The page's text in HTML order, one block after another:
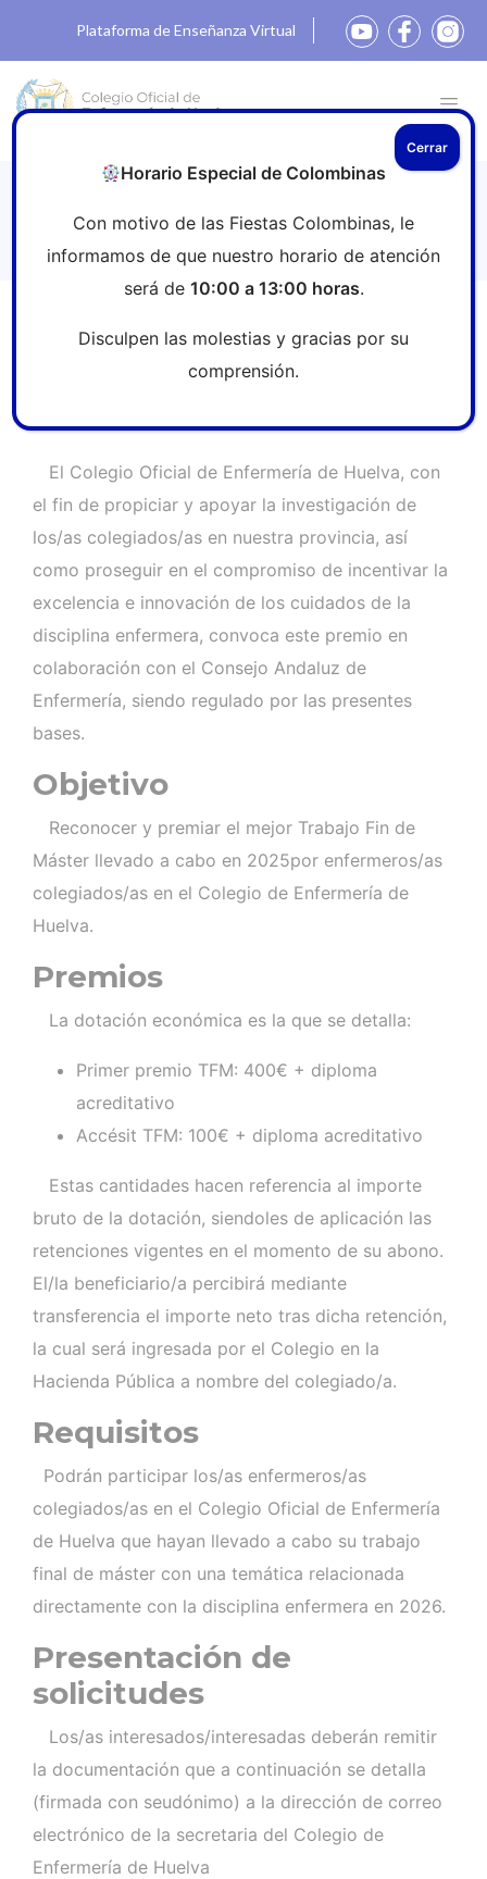
Plataforma de Enseñanza Virtual
TRABAJO FIN DE MÁSTER (TFM)
Sala de prensa
II PREMIO DE INVESTIGACIÓN
TRABAJO FIN DE MÁSTER (TFM)
El Colegio Oficial de Enfermería de Huelva, con
el fin de propiciar y apoyar la investigación de
los/as colegiados/as en nuestra provincia, así
como proseguir en el compromiso de incentivar la
excelencia e innovación de los cuidados de la
disciplina enfermera, convoca este premio en
colaboración con el Consejo Andaluz de
Enfermería, siendo regulado por las presentes
bases.
Objetivo
Reconocer y premiar el mejor Trabajo Fin de
Máster llevado a cabo en 2025por enfermeros/as
colegiados/as en el Colegio de Enfermería de
Huelva.
Premios
La dotación económica es la que se detalla:
Primer premio TFM: 400€ + diploma
acreditativo
Accésit TFM: 100€ + diploma acreditativo
Estas cantidades hacen referencia al importe
bruto de la dotación, siendoles de aplicación las
retenciones vigentes en el momento de su abono.
El/la beneficiario/a percibirá mediante
transferencia el importe neto tras dicha retención,
la cual será ingresada por el Colegio en la
Hacienda Pública a nombre del colegiado/a.
Requisitos
Podrán participar los/as enfermeros/as
colegiados/as en el Colegio Oficial de Enfermería
de Huelva que hayan llevado a cabo su trabajo
final de máster con una temática relacionada
directamente con la disciplina enfermera en 2026.
Presentación de
solicitudes
Los/as interesados/interesadas deberán remitir
la documentación que a continuación se detalla
(firmada con seudónimo) a la dirección de correo
electrónico de la secretaria del Colegio de
Enfermería de Huelva
Horario Especial de Colombinas
Con motivo de las Fiestas Colombinas, le
informamos de que nuestro horario de atención
será de 10:00 a 13:00 horas.
Disculpen las molestias y gracias por su
comprensión.
Cerrar